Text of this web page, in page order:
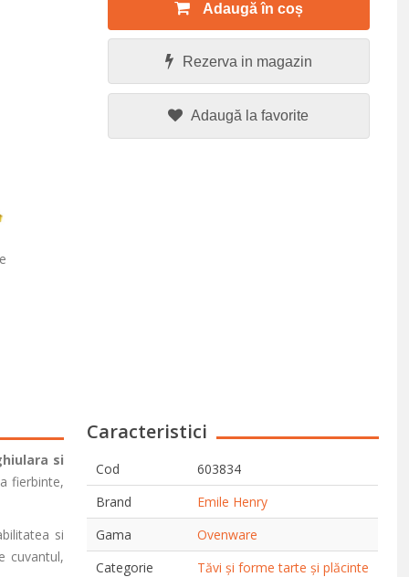
Adaugă în coș
Rezerva in magazin
Adaugă la favorite
si
fierbinte,
si
cuvantul,
Caracteristici
Cod
603834
Brand
Emile Henry
Gama
Ovenware
Categorie
Tăvi și forme tarte și plăcinte